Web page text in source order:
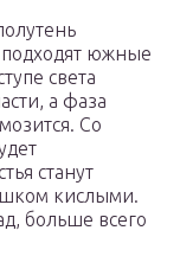
южные
света
а фаза
Со
станут
кислыми.
больше всего